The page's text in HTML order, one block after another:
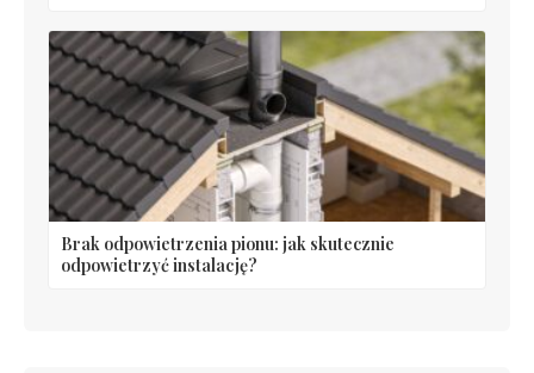
Brak odpowietrzenia pionu: jak skutecznie
odpowietrzyć instalację?